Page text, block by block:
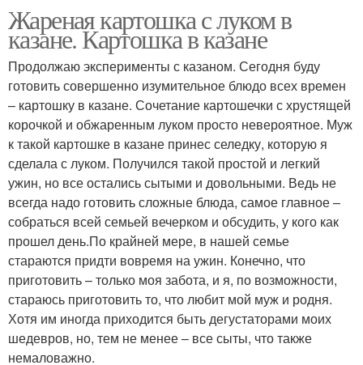
Жареная картошка с луком в
казане. Картошка в казане
Продолжаю эксперименты с казаном. Сегодня буду
готовить совершенно изумительное блюдо всех времен
– картошку в казане. Сочетание картошечки с хрустящей
корочкой и обжаренным луком просто невероятное. Муж
к такой картошке в казане принес селедку, которую я
сделала с луком. Получился такой простой и легкий
ужин, но все остались сытыми и довольными. Ведь не
всегда надо готовить сложные блюда, самое главное –
собраться всей семьей вечерком и обсудить, у кого как
прошел день.По крайней мере, в нашей семье
стараются придти вовремя на ужин. Конечно, что
приготовить – только моя забота, и я, по возможности,
стараюсь приготовить то, что любит мой муж и родня.
Хотя им иногда приходится быть дегустаторами моих
шедевров, но, тем не менее – все сыты, что также
немаловажно.